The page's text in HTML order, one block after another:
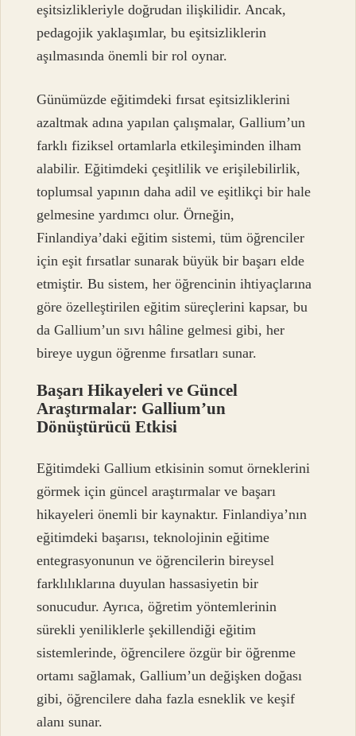
eşitsizlikleriyle doğrudan ilişkilidir. Ancak,
pedagojik yaklaşımlar, bu eşitsizliklerin
aşılmasında önemli bir rol oynar.
Günümüzde eğitimdeki fırsat eşitsizliklerini
azaltmak adına yapılan çalışmalar, Gallium’un
farklı fiziksel ortamlarla etkileşiminden ilham
alabilir. Eğitimdeki çeşitlilik ve erişilebilirlik,
toplumsal yapının daha adil ve eşitlikçi bir hale
gelmesine yardımcı olur. Örneğin,
Finlandiya’daki eğitim sistemi, tüm öğrenciler
için eşit fırsatlar sunarak büyük bir başarı elde
etmiştir. Bu sistem, her öğrencinin ihtiyaçlarına
göre özelleştirilen eğitim süreçlerini kapsar, bu
da Gallium’un sıvı hâline gelmesi gibi, her
bireye uygun öğrenme fırsatları sunar.
Başarı Hikayeleri ve Güncel
Araştırmalar: Gallium’un
Dönüştürücü Etkisi
Eğitimdeki Gallium etkisinin somut örneklerini
görmek için güncel araştırmalar ve başarı
hikayeleri önemli bir kaynaktır. Finlandiya’nın
eğitimdeki başarısı, teknolojinin eğitime
entegrasyonunun ve öğrencilerin bireysel
farklılıklarına duyulan hassasiyetin bir
sonucudur. Ayrıca, öğretim yöntemlerinin
sürekli yeniliklerle şekillendiği eğitim
sistemlerinde, öğrencilere özgür bir öğrenme
ortamı sağlamak, Gallium’un değişken doğası
gibi, öğrencilere daha fazla esneklik ve keşif
alanı sunar.